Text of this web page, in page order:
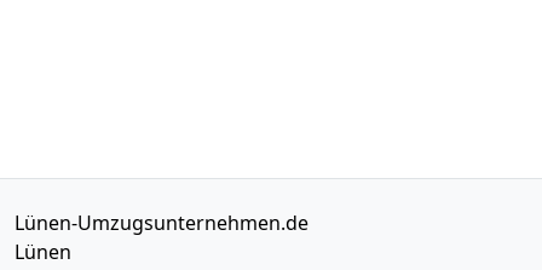
Lünen-Umzugsunternehmen.de
Lünen